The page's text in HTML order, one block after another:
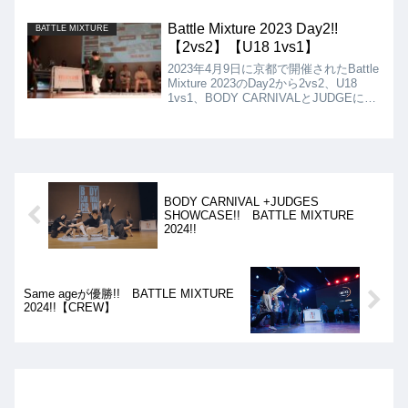
てしまうほどでした!!
BATTLE MIXTURE
Battle Mixture 2023 Day2!!
【2vs2】【U18 1vs1】
2023年4月9日に京都で開催されたBattle
Mixture 2023のDay2から2vs2、U18
1vs1、BODY CARNIVALとJUDGEによ
BODY CARNIVAL +JUDGES
SHOWCASE!! BATTLE MIXTURE
2024!!
Same ageが優勝!! BATTLE MIXTURE
2024!!【CREW】